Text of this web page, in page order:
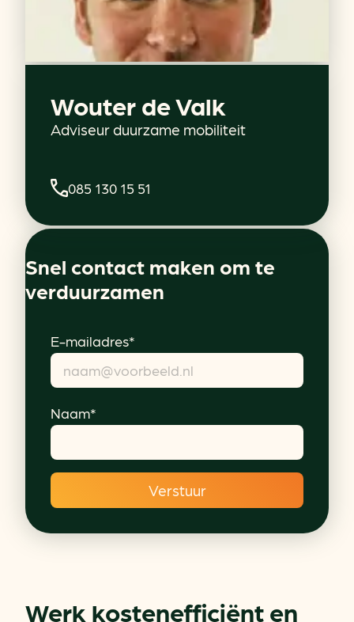
Wouter de Valk
Adviseur duurzame mobiliteit
085 130 15 51
Snel contact maken om te
verduurzamen
E-mailadres*
Naam*
Werk kostenefficiënt en